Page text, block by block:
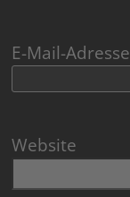
E-Mail-Adresse
Website